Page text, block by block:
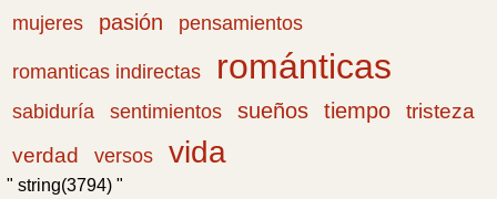
mujeres
pasión pensamientos
romanticas indirectas románticas
sabiduría sentimientos sueños tiempo
tristeza
verdad
versos vida
" string(3794) "